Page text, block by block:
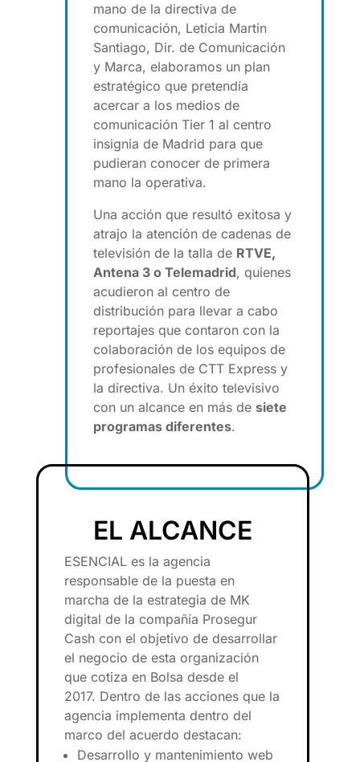
mano de la directiva de
comunicación, Leticia Martin
Santiago, Dir. de Comunicación
y Marca, elaboramos un plan
estratégico que pretendía
acercar a los medios de
comunicación Tier 1 al centro
insignia de Madrid para que
pudieran conocer de primera
mano la operativa.
Una acción que resultó exitosa y
atrajo la atención de cadenas de
televisión de la talla de RTVE,
Antena 3 o Telemadrid, quienes
acudieron al centro de
distribución para llevar a cabo
reportajes que contaron con la
colaboración de los equipos de
profesionales de CTT Express y
la directiva. Un éxito televisivo
con un alcance en más de siete
programas diferentes.
EL ALCANCE
ESENCIAL es la agencia
responsable dela puesta en
marcha dela estrategia deMK
digital dela compañía Prosegur
Cash con el objetivo de desarrollar
el negocio deesta organización
que cotiza en Bolsa desde el
2017. Dentro delas acciones que la
agencia implementa dentro del
marco del acuerdo destacan:
Desarrollo y mantenimiento web